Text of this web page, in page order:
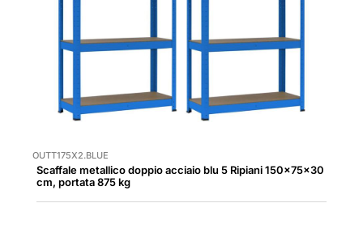
OUTT175X2.BLUE
Scaffale metallico doppio acciaio blu 5 Ripiani 150x75x30
cm, portata 875 kg